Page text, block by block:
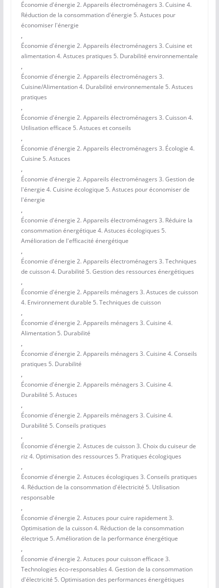
Économie d'énergie 2. Appareils électroménagers 3. Cuisine 4.
Réduction de la consommation d'énergie 5. Astuces pour
économiser l'énergie
,
Économie d'énergie 2. Appareils électroménagers 3. Cuisine et
alimentation 4. Astuces pratiques 5. Durabilité environnementale
,
Économie d'énergie 2. Appareils électroménagers 3.
Cuisine/Alimentation 4. Durabilité environnementale 5. Astuces
pratiques
,
Économie d'énergie 2. Appareils électroménagers 3. Cuisson 4.
Utilisation efficace 5. Astuces et conseils
,
Économie d'énergie 2. Appareils électroménagers 3. Écologie 4.
Cuisine 5. Astuces
,
Économie d'énergie 2. Appareils électroménagers 3. Gestion de
l'énergie 4. Cuisine écologique 5. Astuces pour économiser de
l'énergie
,
Économie d'énergie 2. Appareils électroménagers 3. Réduire la
consommation énergétique 4. Astuces écologiques 5.
Amélioration de l'efficacité énergétique
,
Économie d'énergie 2. Appareils électroménagers 3. Techniques
de cuisson 4. Durabilité 5. Gestion des ressources énergétiques
,
Économie d'énergie 2. Appareils ménagers 3. Astuces de cuisson
4. Environnement durable 5. Techniques de cuisson
,
Économie d'énergie 2. Appareils ménagers 3. Cuisine 4.
Alimentation 5. Durabilité
,
Économie d'énergie 2. Appareils ménagers 3. Cuisine 4. Conseils
pratiques 5. Durabilité
,
Économie d'énergie 2. Appareils ménagers 3. Cuisine 4.
Durabilité 5. Astuces
,
Économie d'énergie 2. Appareils ménagers 3. Cuisine 4.
Durabilité 5. Conseils pratiques
,
Économie d'énergie 2. Astuces de cuisson 3. Choix du cuiseur de
riz 4. Optimisation des ressources 5. Pratiques écologiques
,
Économie d'énergie 2. Astuces écologiques 3. Conseils pratiques
4. Réduction de la consommation d'électricité 5. Utilisation
responsable
,
Économie d'énergie 2. Astuces pour cuire rapidement 3.
Optimisation de la cuisson 4. Réduction de la consommation
électrique 5. Amélioration de la performance énergétique
,
Économie d'énergie 2. Astuces pour cuisson efficace 3.
Technologies éco-responsables 4. Gestion de la consommation
d'électricité 5. Optimisation des performances énergétiques